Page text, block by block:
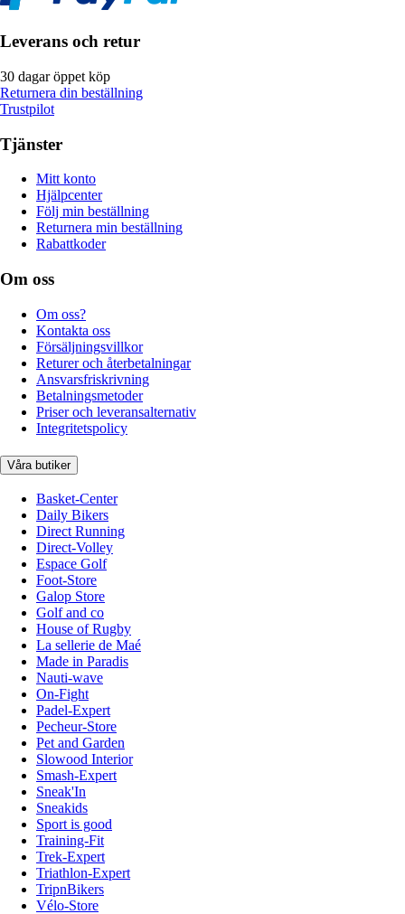
Leverans och retur
30 dagar öppet köp
Returnera din beställning
Trustpilot
Tjänster
Mitt konto
Hjälpcenter
Följ min beställning
Returnera min beställning
Rabattkoder
Om oss
Om oss?
Kontakta oss
Försäljningsvillkor
Returer och återbetalningar
Ansvarsfriskrivning
Betalningsmetoder
Priser och leveransalternativ
Integritetspolicy
Våra butiker
Basket-Center
Daily Bikers
Direct Running
Direct-Volley
Espace Golf
Foot-Store
Galop Store
Golf and co
House of Rugby
La sellerie de Maé
Made in Paradis
Nauti-wave
On-Fight
Padel-Expert
Pecheur-Store
Pet and Garden
Slowood Interior
Smash-Expert
Sneak'In
Sneakids
Sport is good
Training-Fit
Trek-Expert
Triathlon-Expert
TripnBikers
Vélo-Store